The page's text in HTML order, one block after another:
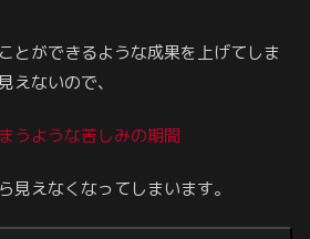
とができるような成果を上げてしま
えないので、
うような苦しみの期間
見えなくなってしまいます。